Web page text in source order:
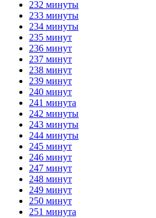
232 минуты
233 минуты
234 минуты
235 минут
236 минут
237 минут
238 минут
239 минут
240 минут
241 минута
242 минуты
243 минуты
244 минуты
245 минут
246 минут
247 минут
248 минут
249 минут
250 минут
251 минута